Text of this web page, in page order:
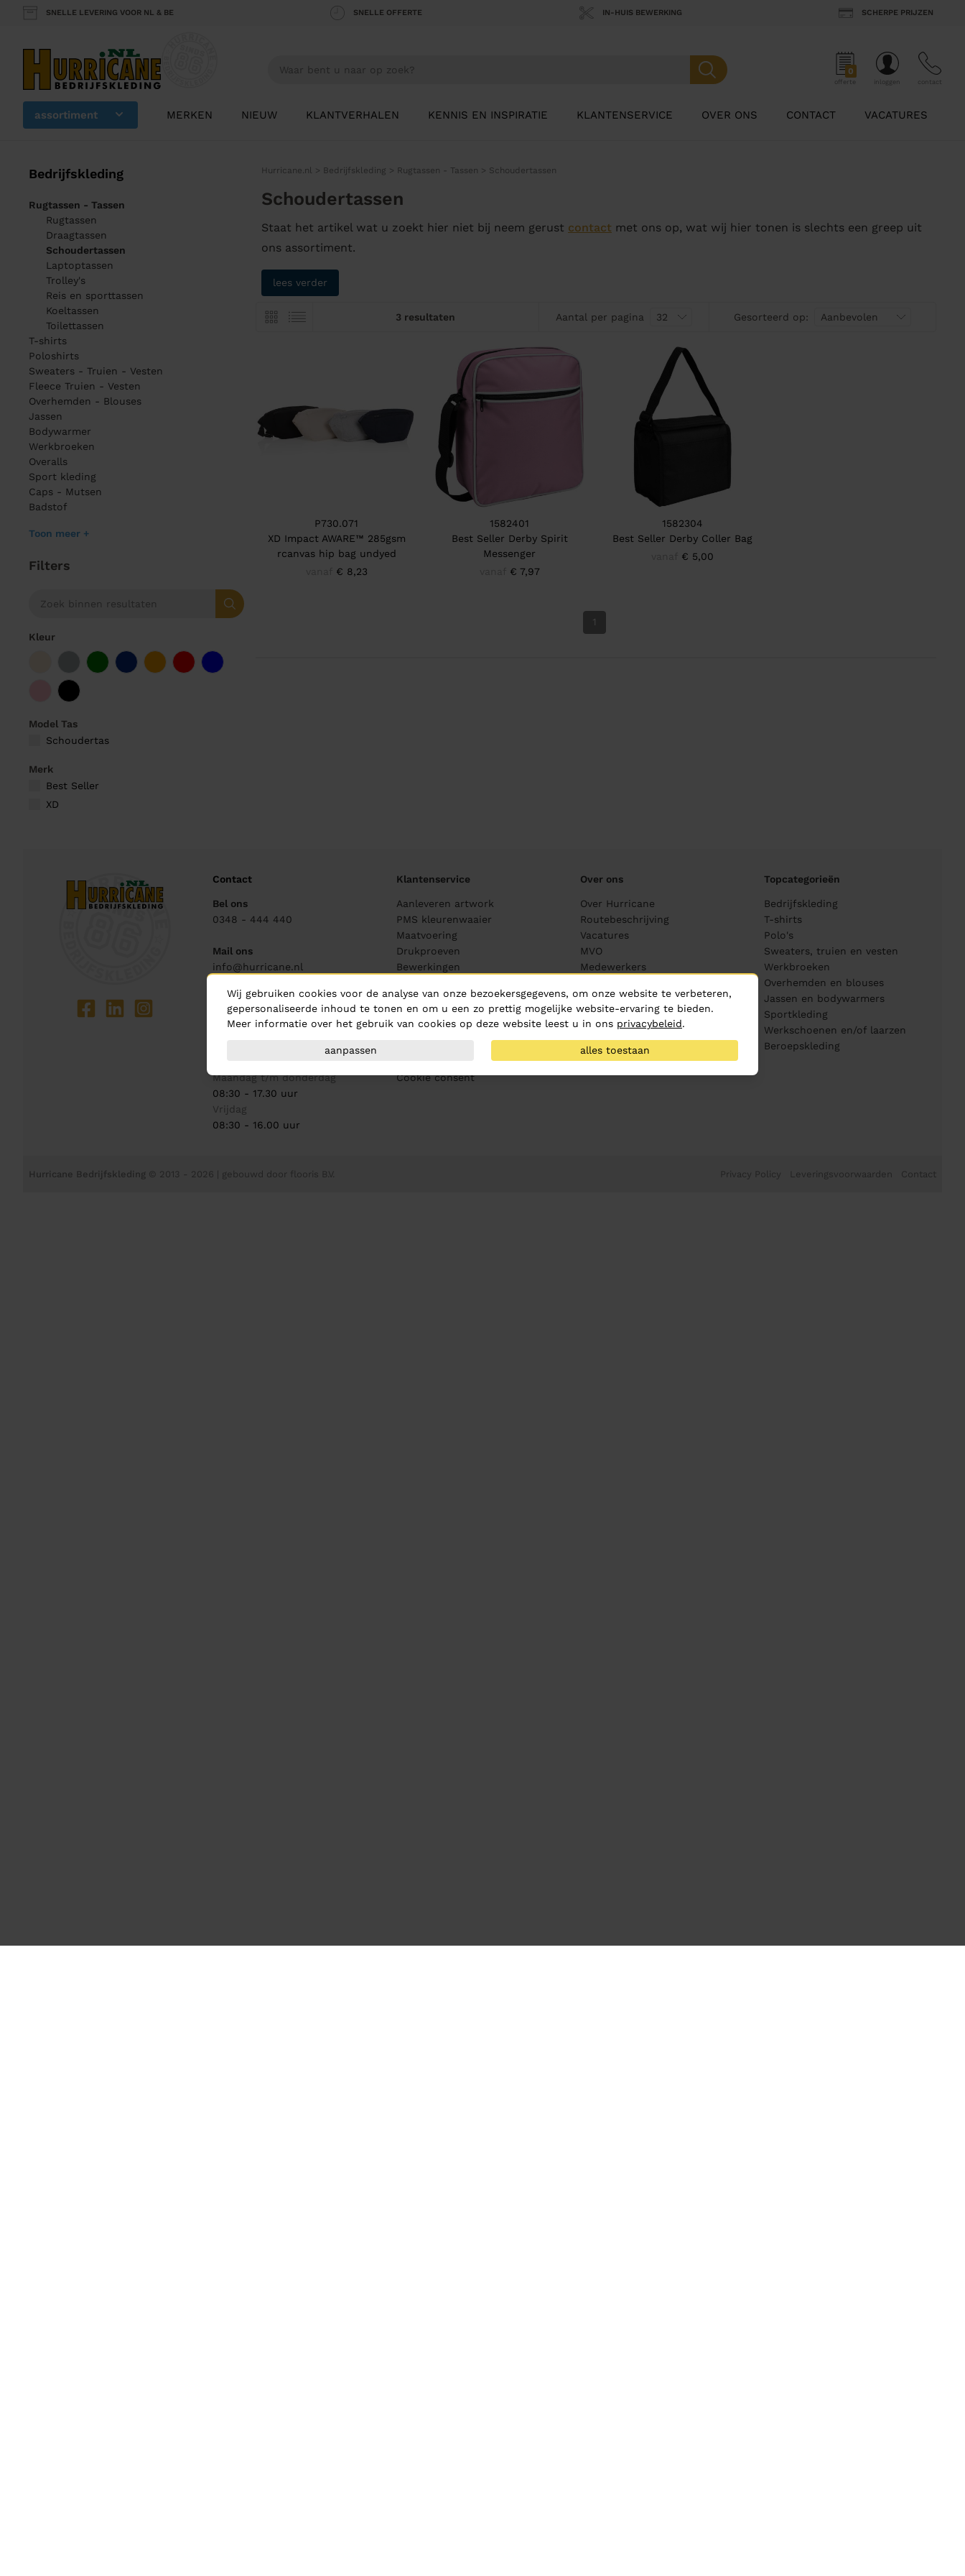
SNELLE LEVERING VOOR NL & BE SNELLE OFFERTE IN-HUIS BEWERKING SCHERPE PRIJZEN
0
offerte inloggen contact
assortiment MERKEN NIEUW KLANTVERHALEN KENNIS EN INSPIRATIE KLANTENSERVICE OVER ONS CONTACT VACATURES
Bedrijfskleding
Rugtassen - Tassen
Rugtassen
Draagtassen
Schoudertassen
Laptoptassen
Trolley's
Reis en sporttassen
Koeltassen
Toilettassen
T-shirts
Poloshirts
Sweaters - Truien - Vesten
Fleece Truien - Vesten
Overhemden - Blouses
Jassen
Bodywarmer
Werkbroeken
Overalls
Sport kleding
Caps - Mutsen
Badstof
Toon meer +
Filters
Kleur
Model Tas
Schoudertas
Merk
Best Seller
XD
Hurricane.nl > Bedrijfskleding > Rugtassen - Tassen > Schoudertassen
Schoudertassen
Staat het artikel wat u zoekt hier niet bij neem gerust contact met ons op, wat wij hier tonen is slechts een greep uit
ons assortiment.
lees verder
3 resultaten Aantal per pagina Gesorteerd op:
P730.071
XD Impact AWARE™ 285gsm
rcanvas hip bag undyed
€ 8,23
1582401
Best Seller Derby Spirit
Messenger
€ 7,97
1582304
Best Seller Derby Coller Bag
€ 5,00
1
Contact
Bel ons
0348 - 444 440
Mail ons
info@hurricane.nl
Showroom
Handelsweg 1
3481 MJHarmelen
Maandag t/m donderdag
08:30 - 17.30 uur
Vrijdag
08:30 - 16.00 uur
Klantenservice
Aanleveren artwork
PMS kleurenwaaier
Maatvoering
Drukproeven
Bewerkingen
Levertijden en afhalen
Bezorgkosten
Prijzen
Uitleg offerteaanvraag
Cookie consent
Over ons
Over Hurricane
Routebeschrijving
Vacatures
MVO
Medewerkers
Kennis & inspiratie
Topcategorieën
Bedrijfskleding
T-shirts
Polo's
Sweaters, truien en vesten
Werkbroeken
Overhemden en blouses
Jassen en bodywarmers
Sportkleding
Werkschoenen en/of laarzen
Beroepskleding
Hurricane Bedrijfskleding © 2013 - 2026 | gebouwd door flooris B.V. Privacy Policy Leveringsvoorwaarden Contact
Wij gebruiken cookies voor de analyse van onze bezoekersgegevens, om onze website te verbeteren,
gepersonaliseerde inhoud te tonen en om u een zo prettig mogelijke website-ervaring te bieden.
Meer informatie over het gebruik van cookies op deze website leest u in ons privacybeleid.
aanpassen alles toestaan